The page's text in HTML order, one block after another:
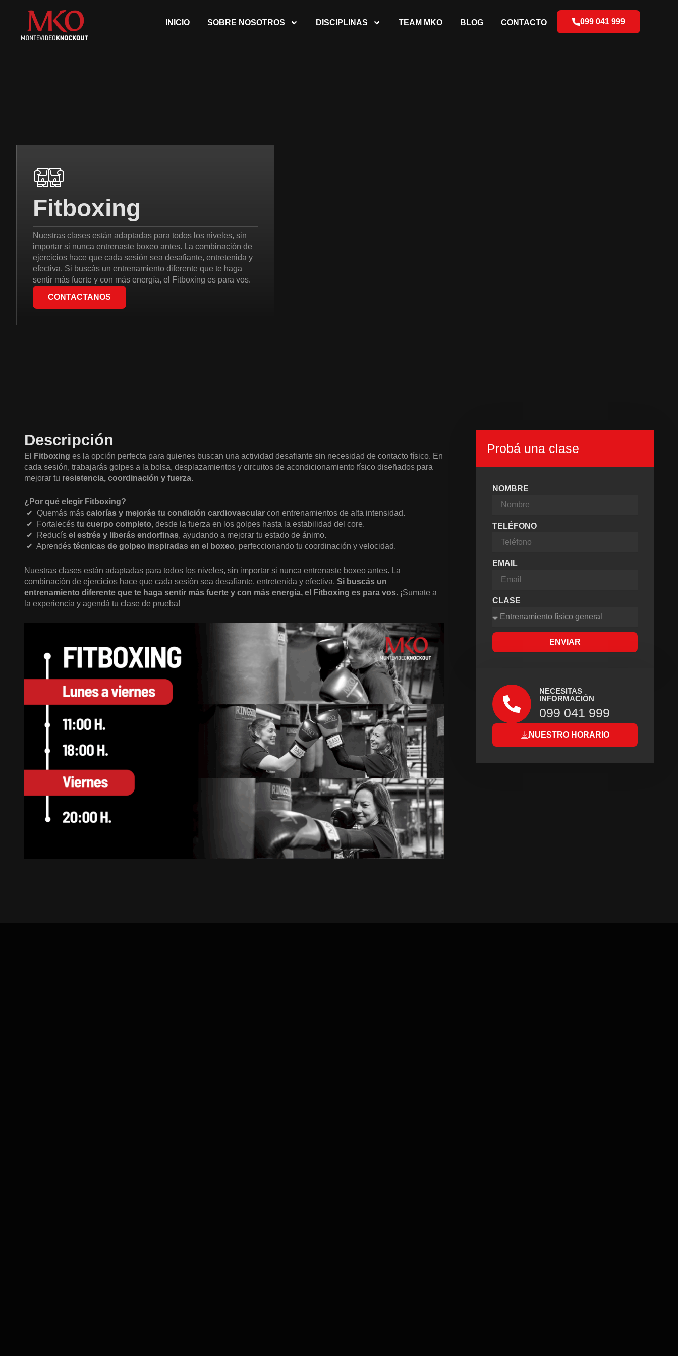
contenido
INICIO SOBRE NOSOTROS DISCIPLINAS TEAM MKO BLOG CONTACTO 099 041 999
Fitboxing
Nuestras clases están adaptadas para todos los niveles, sin
importar si nunca entrenaste boxeo antes. La combinación de
ejercicios hace que cada sesión sea desafiante, entretenida y
efectiva. Si buscás un entrenamiento diferente que te haga
sentir más fuerte y con más energía, el Fitboxing es para vos.
CONTACTANOS
Descripción
El Fitboxing es la opción perfecta para quienes buscan una actividad desafiante sin necesidad de contacto físico. En
cada sesión, trabajarás golpes a la bolsa, desplazamientos y circuitos de acondicionamiento físico diseñados para
mejorar tu resistencia, coordinación y fuerza.
¿Por qué elegir Fitboxing?
✔ ️ Quemás más calorías y mejorás tu condición cardiovascular con entrenamientos de alta intensidad.
✔ ️ Fortalecés tu cuerpo completo, desde la fuerza en los golpes hasta la estabilidad del core.
✔ ️ Reducís el estrés y liberás endorfinas, ayudando a mejorar tu estado de ánimo.
✔ ️ Aprendés técnicas de golpeo inspiradas en el boxeo, perfeccionando tu coordinación y velocidad.
Nuestras clases están adaptadas para todos los niveles, sin importar si nunca entrenaste boxeo antes. La
combinación de ejercicios hace que cada sesión sea desafiante, entretenida y efectiva. Si buscás un
entrenamiento diferente que te haga sentir más fuerte y con más energía, el Fitboxing es para vos. ¡Sumate a
la experiencia y agendá tu clase de prueba!
Probá una clase
NOMBRE
TELÉFONO
EMAIL
CLASE
ENVIAR
NECESITAS
INFORMACIÓN
099 041 999
NUESTRO HORARIO